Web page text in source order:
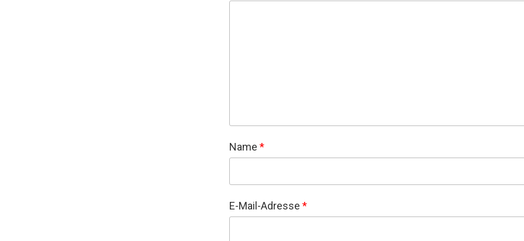
Name *
E-Mail-Adresse *